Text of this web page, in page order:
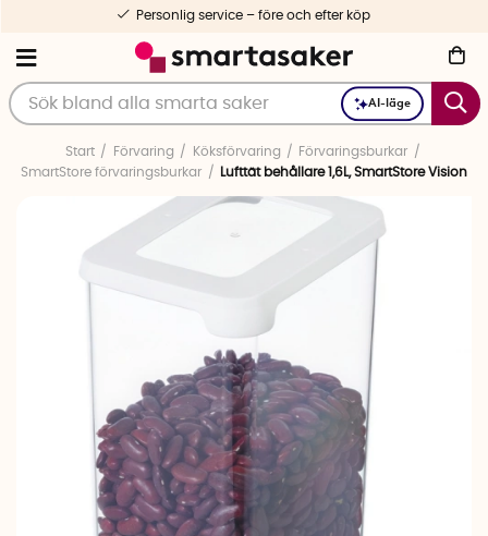
AI-läge
Personlig service – före och efter köp
Start Förvaring Köksförvaring
Förvaringsburkar
SmartStore förvaringsburkar
Lufttät behållare 1,6L, SmartStore Vision